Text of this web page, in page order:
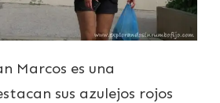
Marcos es una
sus azulejos rojos